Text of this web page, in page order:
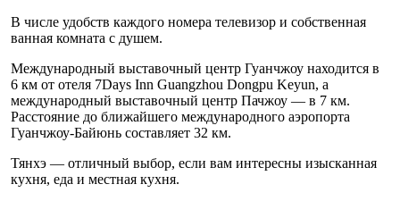
В числе удобств каждого номера телевизор и собственная
ванная комната с душем.
Международный выставочный центр Гуанчжоу находится в
6 км от отеля 7Days Inn Guangzhou Dongpu Keyun, а
международный выставочный центр Пачжоу — в 7 км.
Расстояние до ближайшего международного аэропорта
Гуанчжоу-Байюнь составляет 32 км.
Тянхэ — отличный выбор, если вам интересны изысканная
кухня, еда и местная кухня.